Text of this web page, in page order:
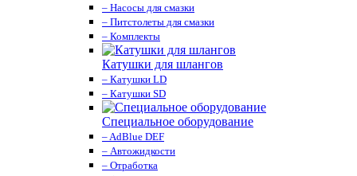
– Насосы для смазки
– Питстолеты для смазки
– Комплекты
Катушки для шлангов
– Катушки LD
– Катушки SD
Специальное оборудование
– AdBlue DEF
– Автожидкости
– Отработка